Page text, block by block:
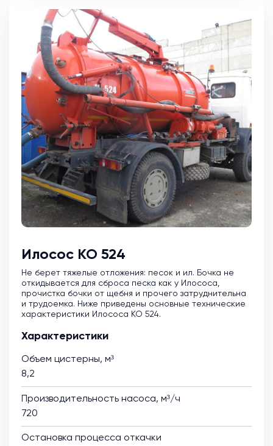
Илосос КО 524
Не берет тяжелые отложения: песок и ил. Бочка не
откидывается для сброса песка как у Илососа,
прочистка бочки от щебня и прочего затруднительна
и трудоемка. Ниже приведены основные технические
характеристики Илососа КО 524.
Характеристики
Объем цистерны, м³
8,2
Производительность насоса, м³/ч
720
Остановка процесса откачки